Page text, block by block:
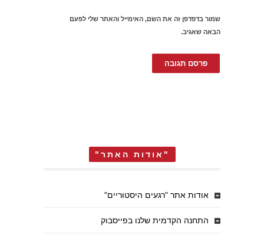
שמור בדפדפן זה את השם, האימייל והאתר שלי לפעם
הבאה שאגיב.
"אודות האתר"
אודות אתר "רגעים היסטוריים"
התחנה הקדמית שלנו בפייסבוק